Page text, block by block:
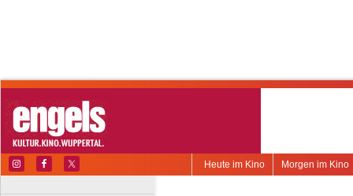
Morgen im Kino
Heute im Kino